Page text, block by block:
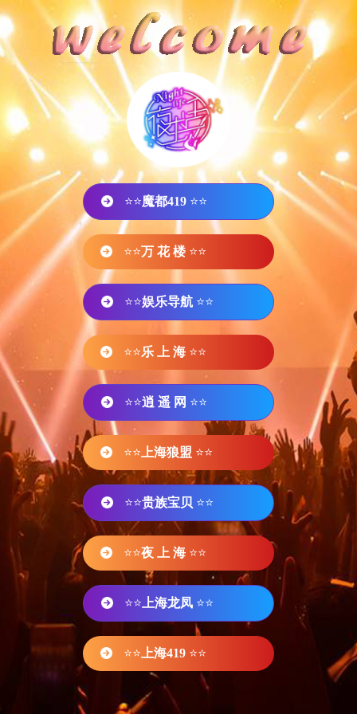
⭐⭐魔都419 ⭐⭐
⭐⭐万 花 楼 ⭐⭐
⭐⭐娱乐导航 ⭐⭐
⭐⭐乐 上 海 ⭐⭐
⭐⭐逍 遥 网 ⭐⭐
⭐⭐ 上海狼盟 ⭐⭐
⭐⭐贵族宝贝 ⭐⭐
⭐⭐夜 上 海 ⭐⭐
⭐⭐ 上海龙凤 ⭐⭐
⭐⭐ 上海419 ⭐⭐